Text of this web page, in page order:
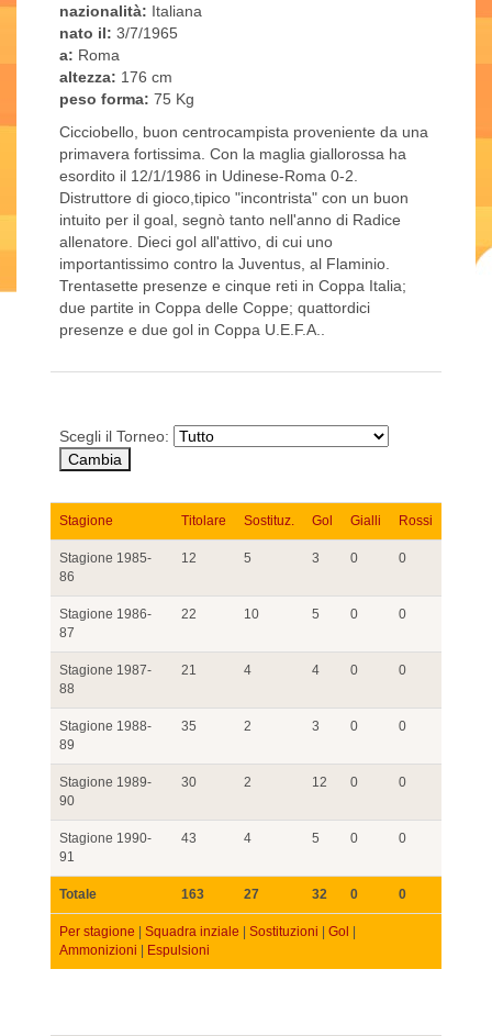
nazionalità: Italiana
nato il: 3/7/1965
a: Roma
altezza: 176 cm
peso forma: 75 Kg
Cicciobello, buon centrocampista proveniente da una
primavera fortissima. Con la maglia giallorossa ha
esordito il 12/1/1986 in Udinese-Roma 0-2.
Distruttore di gioco,tipico "incontrista" con un buon
intuito per il goal, segnò tanto nell'anno di Radice
allenatore. Dieci gol all'attivo, di cui uno
importantissimo contro la Juventus, al Flaminio.
Trentasette presenze e cinque reti in Coppa Italia;
due partite in Coppa delle Coppe; quattordici
presenze e due gol in Coppa U.E.F.A..
Scegli il Torneo:
Stagione Titolare Sostituz. Gol Gialli Rossi
Stagione 1985-
86
12 5 3 0 0
Stagione 1986-
87
22 10 5 0 0
Stagione 1987-
88
21 4 4 0 0
Stagione 1988-
89
35 2 3 0 0
Stagione 1989-
90
30 2 12 0 0
Stagione 1990-
91
43 4 5 0 0
Totale 163 27 32 0 0
Per stagione Squadra inziale Sostituzioni Gol
Ammonizioni
Espulsioni